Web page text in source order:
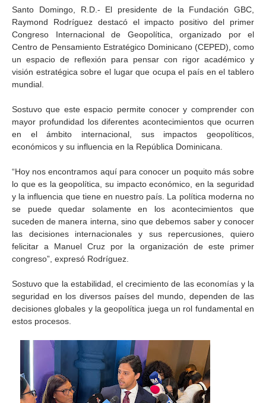
Santo Domingo, R.D.- El presidente de la Fundación GBC,
Raymond Rodríguez destacó el impacto positivo del primer
Congreso Internacional de Geopolítica, organizado por el
Centro de Pensamiento Estratégico Dominicano (CEPED), como
un espacio de reflexión para pensar con rigor académico y
visión estratégica sobre el lugar que ocupa el país en el tablero
mundial.
Sostuvo que este espacio permite conocer y comprender con
mayor profundidad los diferentes acontecimientos que ocurren
en el ámbito internacional, sus impactos geopolíticos,
económicos y su influencia en la República Dominicana.
“Hoy nos encontramos aquí para conocer un poquito más sobre
lo que es la geopolítica, su impacto económico, en la seguridad
y la influencia que tiene en nuestro país. La política moderna no
se puede quedar solamente en los acontecimientos que
suceden de manera interna, sino que debemos saber y conocer
las decisiones internacionales y sus repercusiones, quiero
felicitar a Manuel Cruz por la organización de este primer
congreso”, expresó Rodríguez.
Sostuvo que la estabilidad, el crecimiento de las economías y la
seguridad en los diversos países del mundo, dependen de las
decisiones globales y la geopolítica juega un rol fundamental en
estos procesos.